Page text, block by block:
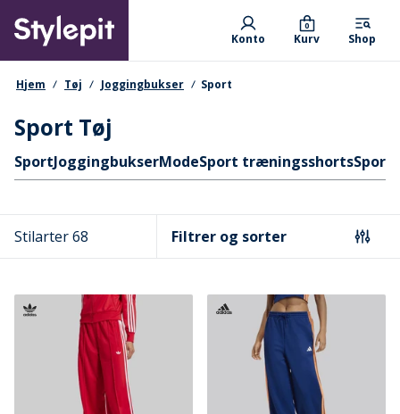
main
content
Primary departments
Konto Kurv
0
Shop
navigationssti
Hjem Tøj Joggingbukser Sport
Sport Tøj
Hurtige links
SportJoggingbukserModeSport træningsshortsSport
Stilarter 68 Filtrer og sorter